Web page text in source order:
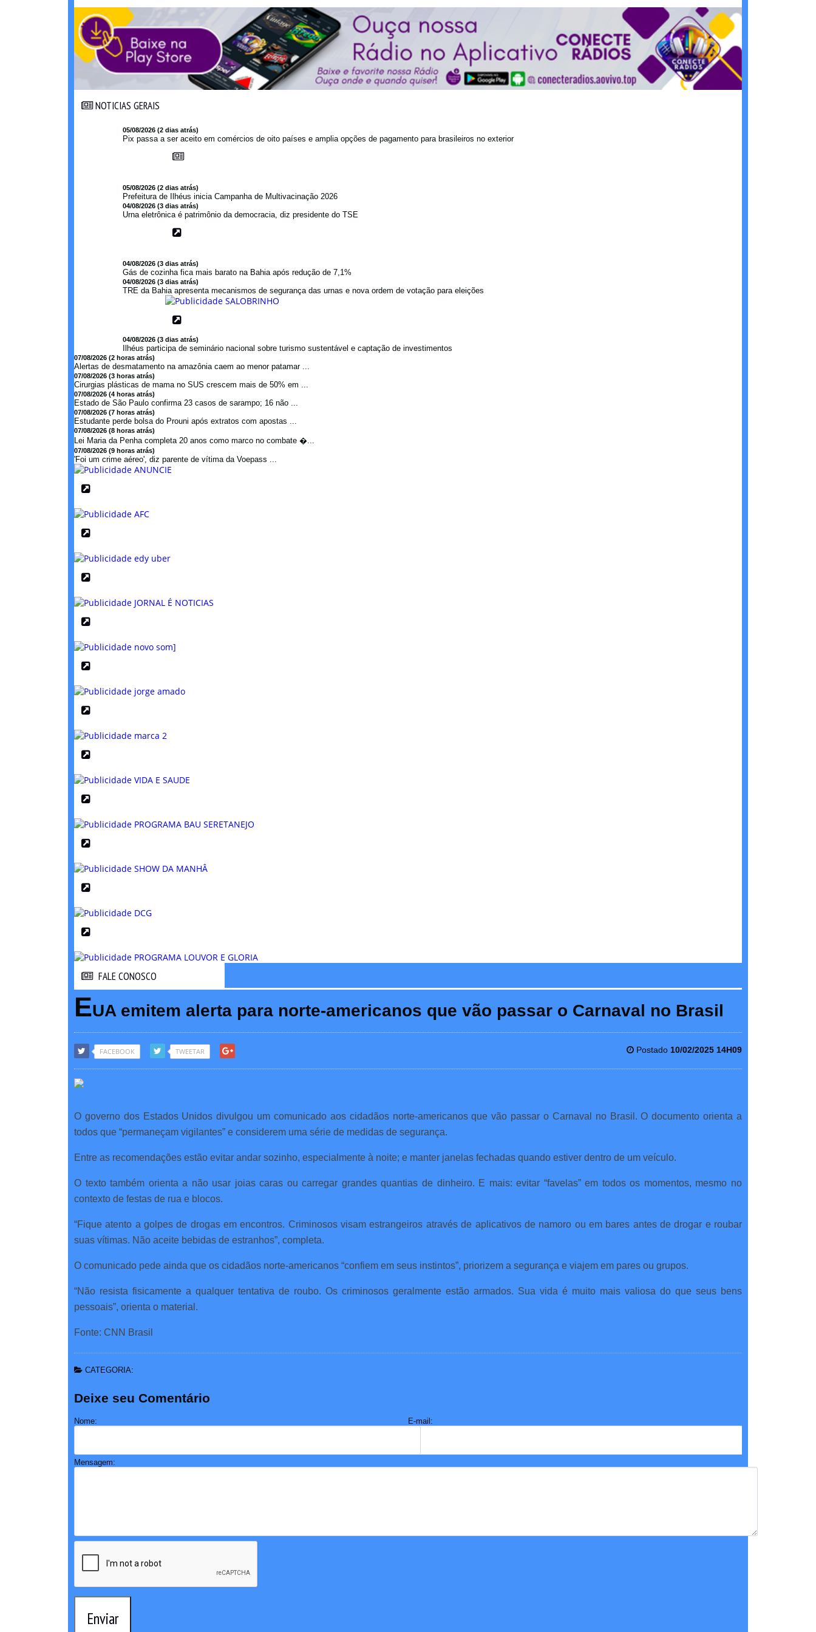
NOTICIAS GERAIS
05/08/2026 (2 dias atrás)
Pix passa a ser aceito em comércios de oito países e amplia opções de pagamento para brasileiros no exterior
05/08/2026 (2 dias atrás)
Prefeitura de Ilhéus inicia Campanha de Multivacinação 2026
04/08/2026 (3 dias atrás)
Urna eletrônica é patrimônio da democracia, diz presidente do TSE
04/08/2026 (3 dias atrás)
Gás de cozinha fica mais barato na Bahia após redução de 7,1%
04/08/2026 (3 dias atrás)
TRE da Bahia apresenta mecanismos de segurança das urnas e nova ordem de votação para eleições
04/08/2026 (3 dias atrás)
Ilhéus participa de seminário nacional sobre turismo sustentável e captação de investimentos
07/08/2026 (2 horas atrás)
Alertas de desmatamento na amazônia caem ao menor patamar ...
07/08/2026 (3 horas atrás)
Cirurgias plásticas de mama no SUS crescem mais de 50% em ...
07/08/2026 (4 horas atrás)
Estado de São Paulo confirma 23 casos de sarampo; 16 não ...
07/08/2026 (7 horas atrás)
Estudante perde bolsa do Prouni após extratos com apostas ...
07/08/2026 (8 horas atrás)
Lei Maria da Penha completa 20 anos como marco no combate �...
07/08/2026 (9 horas atrás)
'Foi um crime aéreo', diz parente de vítima da Voepass ...
FALE CONOSCO
EUA emitem alerta para norte-americanos que vão passar o Carnaval no Brasil
FACEBOOK TWEETAR Postado 10/02/2025 14H09
O governo dos Estados Unidos divulgou um comunicado aos cidadãos norte-americanos que vão passar o Carnaval no Brasil. O documento orienta a
todos que “permaneçam vigilantes” e considerem uma série de medidas de segurança.
Entre as recomendações estão evitar andar sozinho, especialmente à noite; e manter janelas fechadas quando estiver dentro de um veículo.
O texto também orienta a não usar joias caras ou carregar grandes quantias de dinheiro. E mais: evitar “favelas” em todos os momentos, mesmo no
contexto de festas de rua e blocos.
“Fique atento a golpes de drogas em encontros. Criminosos visam estrangeiros através de aplicativos de namoro ou em bares antes de drogar e roubar
suas vítimas. Não aceite bebidas de estranhos”, completa.
O comunicado pede ainda que os cidadãos norte-americanos “confiem em seus instintos”, priorizem a segurança e viajem em pares ou grupos.
“Não resista fisicamente a qualquer tentativa de roubo. Os criminosos geralmente estão armados. Sua vida é muito mais valiosa do que seus bens
pessoais”, orienta o material.
Fonte: CNN Brasil
CATEGORIA:
Deixe seu Comentário
Nome: E-mail:
Mensagem:
Enviar